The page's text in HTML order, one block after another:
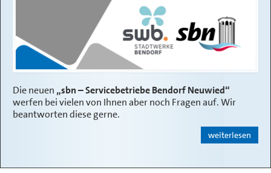
Die neuen „sbn – Servicebetriebe Bendorf Neuwied“
werfen bei vielen von Ihnen aber noch Fragen auf. Wir
beantworten diese gerne.
weiterlesen